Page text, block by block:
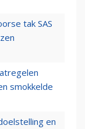
tak SAS
smokkelde
en